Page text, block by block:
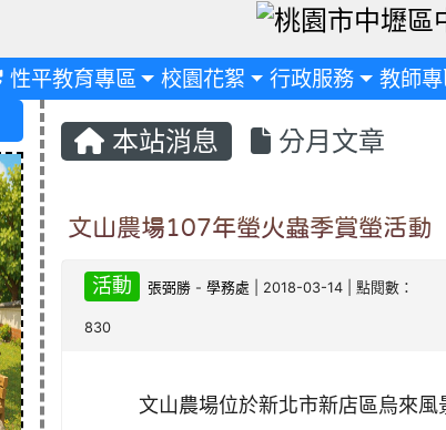
重新取得佈景設定
性平教育專區 校園花絮 行政服務 教師
本站消息 分月文章
文山農場107年螢火蟲季賞螢活動
活動 張弼勝 -學務處 | 2018-03-14 | 點閱數：
830
文山農場位於新北市新店區烏來